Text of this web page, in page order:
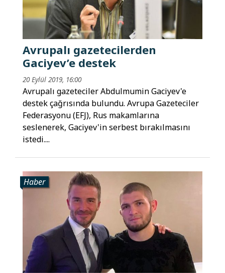
Avrupalı gazetecilerden
Gaciyev’e destek
20 Eylül 2019, 16:00
Avrupalı ​​gazeteciler Abdulmumin Gaciyev'e
destek çağrısında bulundu. Avrupa Gazeteciler
Federasyonu (EFJ), Rus makamlarına
seslenerek, Gaciyev'in serbest bırakılmasını
istedi....
Haber